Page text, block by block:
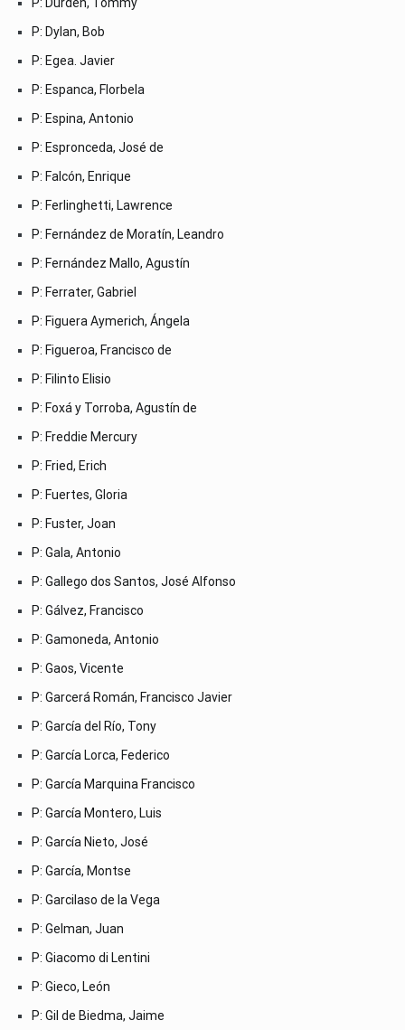
P: Dylan, Bob
P: Egea. Javier
P: Espanca, Florbela
P: Espina, Antonio
P: Espronceda, José de
P: Falcón, Enrique
P: Ferlinghetti, Lawrence
P: Fernández de Moratín, Leandro
P: Fernández Mallo, Agustín
P: Ferrater, Gabriel
P: Figuera Aymerich, Ángela
P: Figueroa, Francisco de
P: Filinto Elisio
P: Foxá y Torroba, Agustín de
P: Freddie Mercury
P: Fried, Erich
P: Fuertes, Gloria
P: Fuster, Joan
P: Gala, Antonio
P: Gallego dos Santos, José Alfonso
P: Gálvez, Francisco
P: Gamoneda, Antonio
P: Gaos, Vicente
P: Garcerá Román, Francisco Javier
P: García del Río, Tony
P: García Lorca, Federico
P: García Marquina Francisco
P: García Montero, Luis
P: García Nieto, José
P: García, Montse
P: Garcilaso de la Vega
P: Gelman, Juan
P: Giacomo di Lentini
P: Gieco, León
P: Gil de Biedma, Jaime